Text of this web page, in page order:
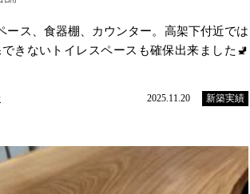
ース、食器棚、カウンター。高架下付近では
きないトイレスペースも確保出来ました🚽
2025.11.20 新築実績